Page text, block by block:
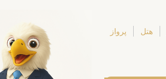
پرواز هتل